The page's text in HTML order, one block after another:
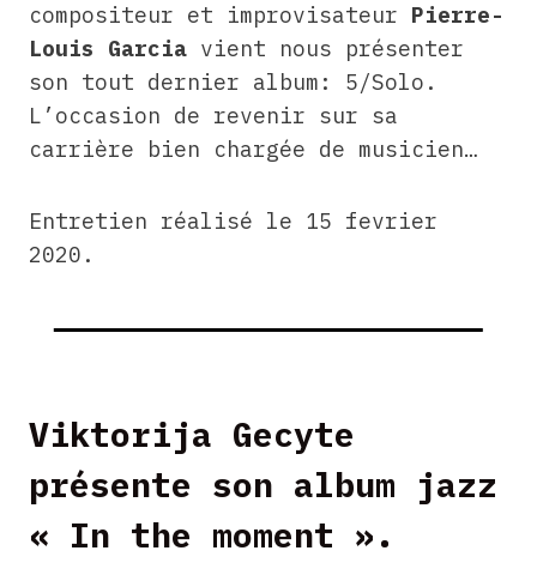
compositeur et improvisateur Pierre-
Louis Garcia vient nous présenter
son tout dernier album: 5/Solo.
L’occasion de revenir sur sa
carrière bien chargée de musicien…
Entretien réalisé le 15 fevrier
2020.
Viktorija Gecyte
présente son album jazz
« In the moment ».